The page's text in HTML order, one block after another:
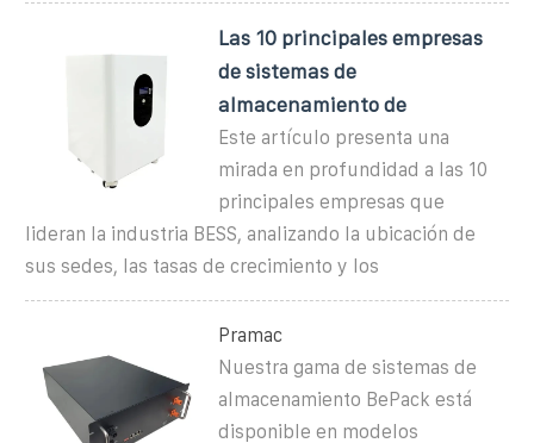
Las 10 principales empresas
de sistemas de
almacenamiento de
Este artículo presenta una
mirada en profundidad a las 10
principales empresas que
lideran la industria BESS, analizando la ubicación de
sus sedes, las tasas de crecimiento y los
Pramac
Nuestra gama de sistemas de
almacenamiento BePack está
disponible en modelos